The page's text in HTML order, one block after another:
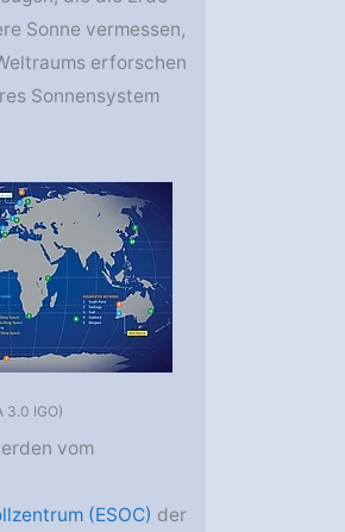
Sonne vermessen,
erforschen
Sonnensystem
3.0 IGO)
vom
(ESOC) der